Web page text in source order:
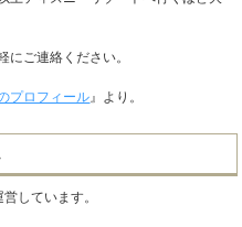
にご連絡ください。
プロフィール』より。
しています。